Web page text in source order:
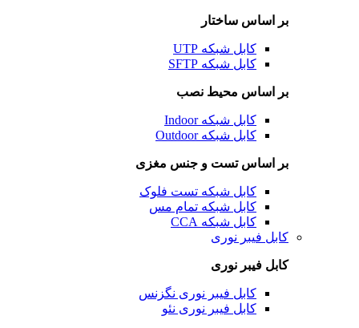
بر اساس ساختار
کابل شبکه UTP
کابل شبکه SFTP
بر اساس محیط نصب
کابل شبکه Indoor
کابل شبکه Outdoor
بر اساس تست و جنس مغزی
کابل شبکه تست فلوک
کابل شبکه تمام مس
کابل شبکه CCA
کابل فیبر نوری
کابل فیبر نوری
کابل فیبر نوری نگزنس
کابل فیبر نوری نئو